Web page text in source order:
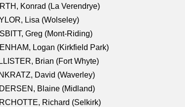
Konrad (La Verendrye)
Lisa (Wolseley)
Greg (Mont-Riding)
Logan (Kirkfield Park)
Brian (Fort Whyte)
David (Waverley)
Blaine (Midland)
Richard (Selkirk)